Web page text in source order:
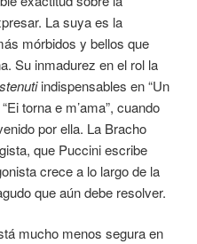
La suya es la
mórbidos y bellos que
Su inmadurez en el rol la
indispensables en “Un
torna e m’ama”, cuando
por ella. La Bracho
que Puccini escribe
crece a lo largo de la
que aún debe resolver.
mucho menos segura en